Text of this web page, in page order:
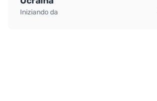
Iniziando da